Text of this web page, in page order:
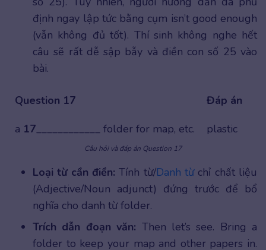
định ngay lập tức bằng cụm isn’t good enough
(vẫn không đủ tốt). Thí sinh không nghe hết
câu sẽ rất dễ sập bẫy và điền con số 25 vào
bài.
Question 17
Đáp án
a 17____________ folder for map, etc. plastic
Câu hỏi và đáp án Question 17
Loại từ cần điền: Tính từ/Danh từchỉ chất liệu
(Adjective/Noun adjunct) đứng trước để bổ
nghĩa cho danh từ folder.
Trích dẫn đoạn văn: Then let’s see. Bring a
folder to keep your map and other papers in.